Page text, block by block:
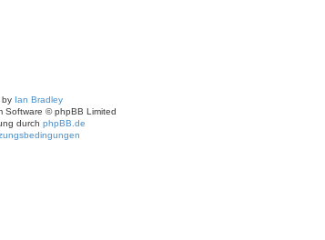
by Ian Bradley
Software © phpBB Limited
durch phpBB.de